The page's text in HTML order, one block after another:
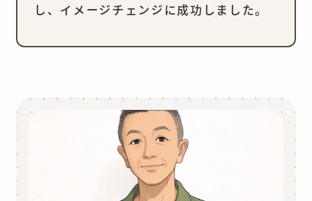
し、イメージチェンジに成功しました。